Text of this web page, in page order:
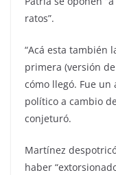
ratos”.
“Acá esta también
primera (versión
cómo llegó. Fue
político a cambio
conjeturó.
Martínez
haber